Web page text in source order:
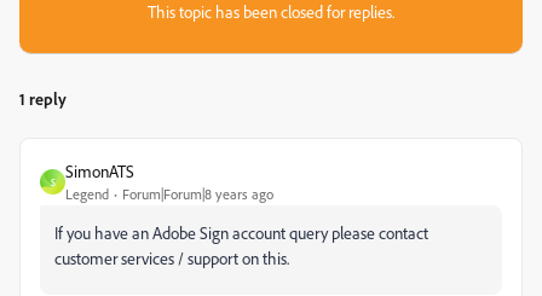
This topic has been closed for replies.
1 reply
S
SimonATS
Legend Forum|Forum|8 years ago
If you have an Adobe Sign account query please contact
customer services / support on this.